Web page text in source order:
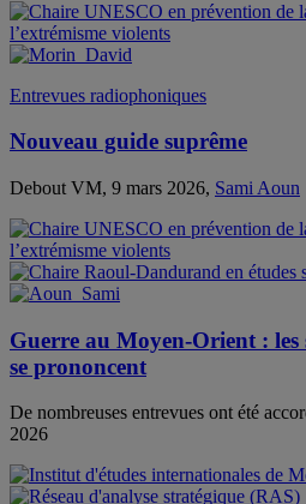
Entrevues radiophoniques
Nouveau guide suprême
Debout VM, 9 mars 2026, Sami Aoun
Guerre au Moyen-Orient : les
se prononcent
De nombreuses entrevues ont été
2026